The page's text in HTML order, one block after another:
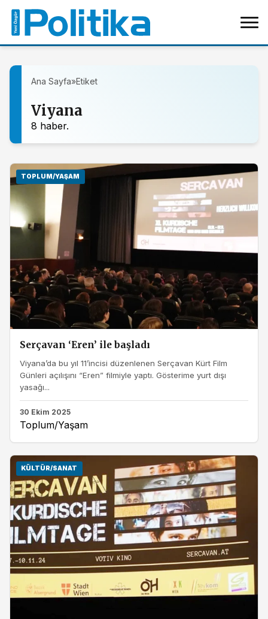
Ana Sayfa»Etiket
Viyana
8 haber.
TOPLUM/YAŞAM
Serçavan ‘Eren’ ile başladı
Viyana’da bu yıl 11’incisi düzenlenen Serçavan Kürt Film
Günleri açılışını “Eren” filmiyle yaptı. Gösterime yurt dışı
yasağı...
30 Ekim 2025
Toplum/Yaşam
KÜLTÜR/SANAT